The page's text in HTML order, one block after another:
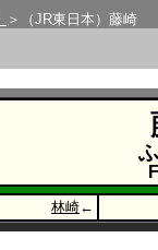
＞（JR東日本）藤崎
林崎←